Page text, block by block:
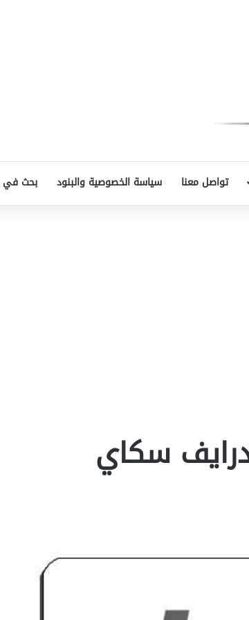
تواصل معنا سياسة الخصوصية والبنود بحث في
سكاي